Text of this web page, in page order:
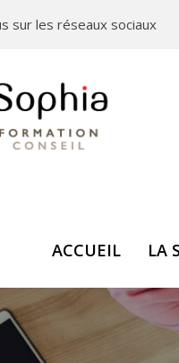
sur les réseaux sociaux
ACCUEIL LA